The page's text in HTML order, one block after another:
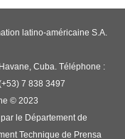
latino-américaine S.A.
Cuba. Téléphone :
7 838 3497
© 2023
le Département de
Technique de Prensa